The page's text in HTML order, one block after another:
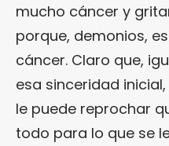
mucho cáncer y
porque, demonios, es
cáncer. Claro que,
esa sinceridad
le puede reprochar
todo para lo que se